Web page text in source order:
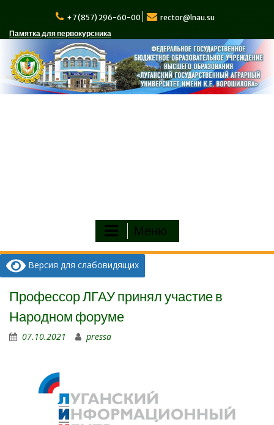
содержимому
+7 (857) 296-60-00
rector@lnau.su
Памятка для первокурсника
Меню
Версия для слабовидящих
Профессор ЛГАУ принял участие в
Народном форуме
07.10.2021 pressa